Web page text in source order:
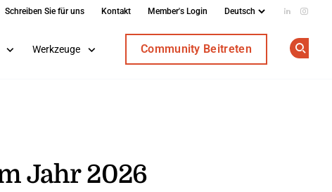
Schreiben Sie für uns Kontakt Member's Login Add us
Werkzeuge Community Beitreten
Jahr 2026